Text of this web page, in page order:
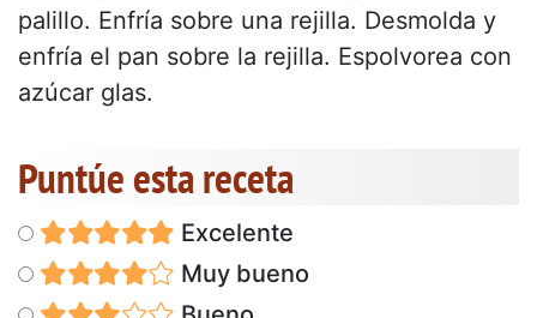
palillo. Enfría sobre una rejilla. Desmolda y
enfría el pan sobre la rejilla. Espolvorea con
azúcar glas.
Puntúe esta receta
Excelente
Muy bueno